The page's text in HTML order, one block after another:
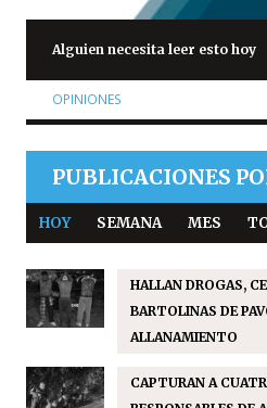
Alguien necesita leer esto hoy
OPINIONES
PUBLICACIONES
HOY SEMANA MES
HALLAN DROGAS,
BARTOLINAS DE
ALLANAMIENTO
CAPTURAN A